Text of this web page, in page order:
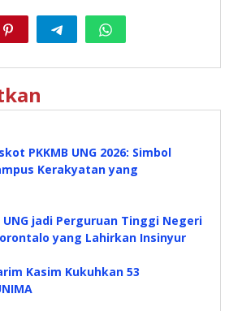
PKKMB UNG 2026: Simbol
Kerakyatan yang
UNG jadi Perguruan Tinggi Negeri
yang Lahirkan Insinyur
Kasim Kukuhkan 53